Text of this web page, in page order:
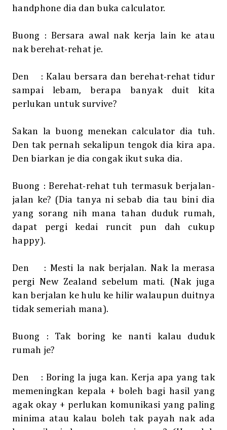
handphone dia dan buka calculator.
Buong : Bersara awal nak kerja lain ke atau
nak berehat-rehat je.
Den
: Kalau bersara dan berehat-rehat tidur
sampai lebam, berapa banyak duit kita
perlukan untuk survive?
Sakan la buong menekan calculator dia tuh.
Den tak pernah sekalipun tengok dia kira apa.
Den biarkan je dia congak ikut suka dia.
Buong : Berehat-rehat tuh termasuk berjalan-
jalan ke? (Dia tanya ni sebab dia tau bini dia
yang sorang nih mana tahan duduk rumah,
dapat pergi kedai runcit pun dah cukup
happy).
Den
: Mesti la nak berjalan. Nak la merasa
pergi New Zealand sebelum mati. (Nak juga
kan berjalan ke hulu ke hilir walaupun duitnya
tidak semeriah mana).
Buong : Tak boring ke nanti kalau duduk
rumah je?
Den
: Boring la juga kan. Kerja apa yang tak
memeningkan kepala + boleh bagi hasil yang
agak okay + perlukan komunikasi yang paling
minima atau kalau boleh tak payah nak ada